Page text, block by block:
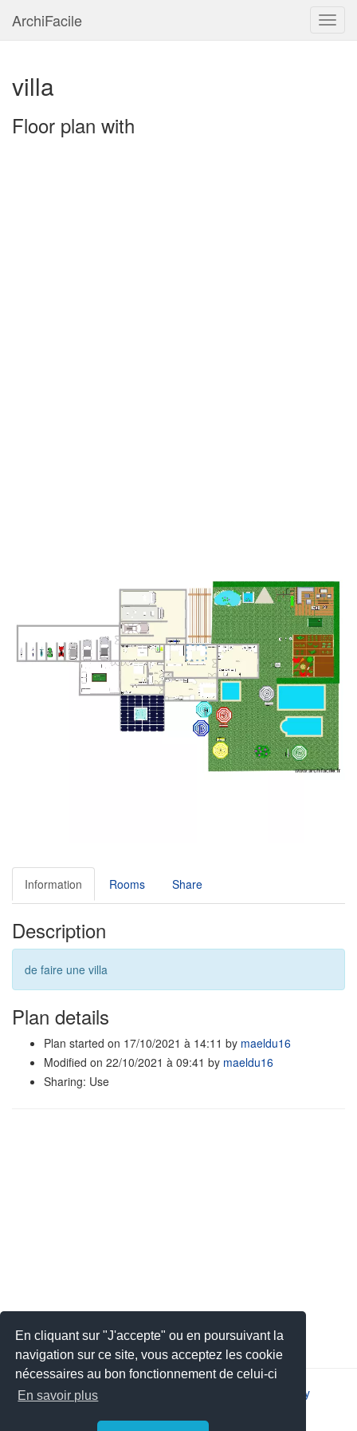
En cliquant sur "J'accepte" ou en poursuivant la
navigation sur ce site, vous acceptez les cookie
nécessaires au bon fonctionnement de celui-ci
En savoir plus
ArchiFacile
villa
Floor plan with
Information Rooms Share
Description
de faire une villa
Plan details
Plan started on 17/10/2021 à 14:11 by maeldu16
Modified on 22/10/2021 à 09:41 by maeldu16
Sharing: Use
2026 © JSYS | Privacy policy